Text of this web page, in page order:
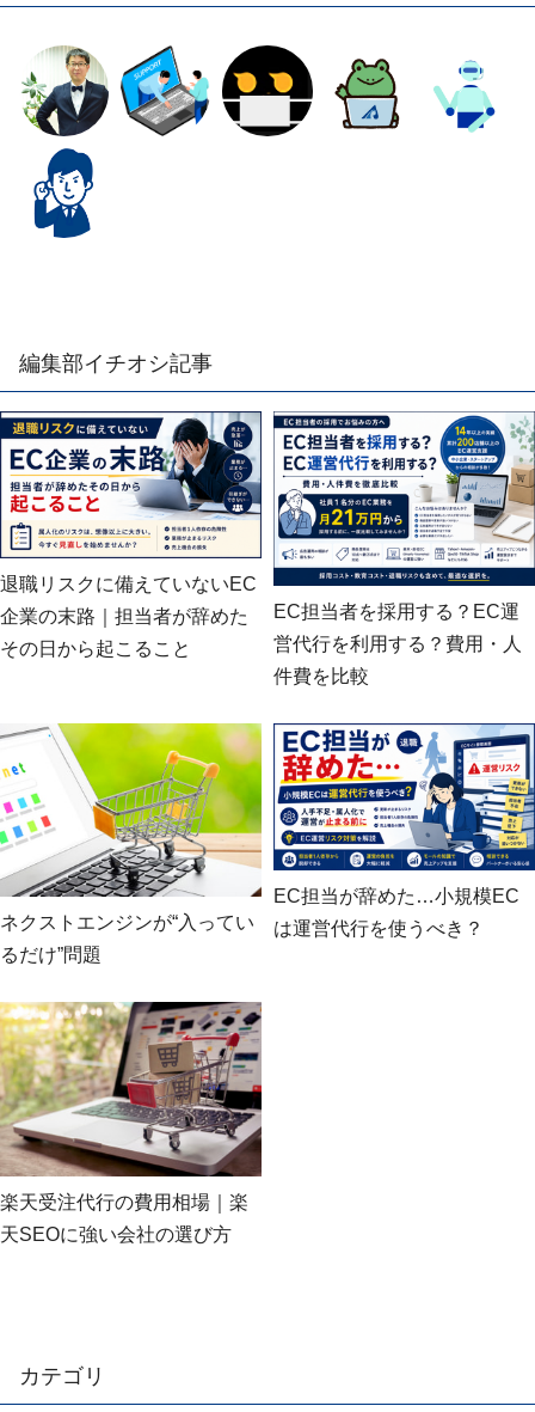
編集部イチオシ記事
退職リスクに備えていないEC
企業の末路｜担当者が辞めた
その日から起こること
EC担当者を採用する？EC運
営代行を利用する？費用・人
件費を比較
ネクストエンジンが“入ってい
るだけ”問題
EC担当が辞めた…小規模EC
は運営代行を使うべき？
楽天受注代行の費用相場｜楽
天SEOに強い会社の選び方
カテゴリ